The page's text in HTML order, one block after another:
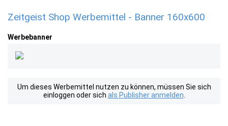
Zeitgeist Shop Werbemittel - Banner 160x600
Werbebanner
Um dieses Werbemittel nutzen zu können, müssen Sie sich
einloggen oder sich als Publisher anmelden